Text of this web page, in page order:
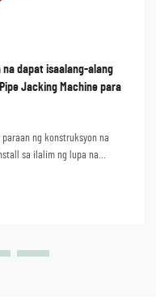
na dapat isaalang-alang
Jacking Machine para
ng konstruksyon na
sa ilalim ng lupa na
ang ginagamit upang mag-